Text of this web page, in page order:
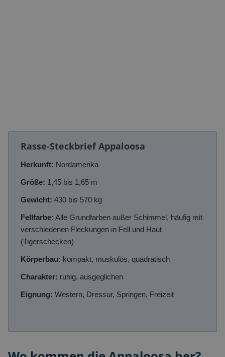
Rasse-Steckbrief Appaloosa
Herkunft: Nordamerika
Größe: 1,45 bis 1,65 m
Gewicht: 430 bis 570 kg
Fellfarbe: Alle Grundfarben außer Schimmel, häufig mit
verschiedenen Fleckungen in Fell und Haut
(Tigerschecken)
Körperbau: kompakt, muskulös, quadratisch
Charakter: ruhig, ausgeglichen
Eignung: Western, Dressur, Springen, Freizeit